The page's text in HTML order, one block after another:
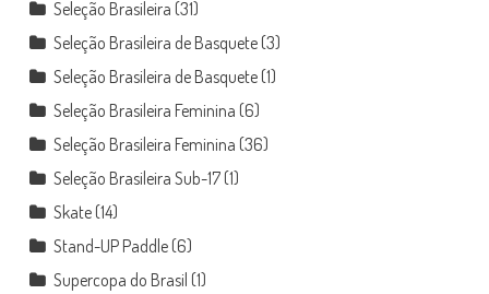
Seleção Brasileira (31)
Seleção Brasileira de Basquete(3)
Seleção Brasileira de Basquete(1)
Seleção Brasileira Feminina (6)
Seleção Brasileira Feminina (36)
Seleção Brasileira Sub-17(1)
Skate(14)
Stand-UP Paddle(6)
Supercopa do Brasil (1)